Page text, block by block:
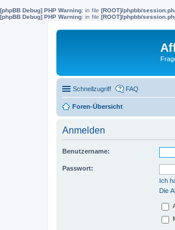
[phpBB Debug] PHP Warning: in file [ROOT]/phpbb/
[phpBB Debug] PHP Warning: in file [ROOT]/phpbb/
Schnellzugriff FAQ
Foren-Übersicht
Anmelden
Benutzername:
Passwort:
Ich
Die